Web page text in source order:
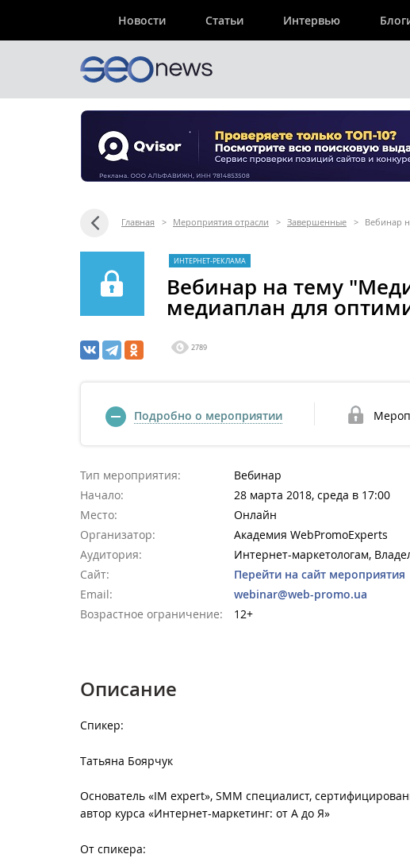
Новости Статьи Интервью
Главная > Мероприятия отрасли > Завершенные > Вебинар
ИНТЕРНЕТ-РЕКЛАМА
Вебинар на тему
медиаплан для
2789
Подробно о мероприятии
Тип мероприятия:
Вебинар
Начало:
28 марта 2018, среда в 17:00
Место:
Онлайн
Организатор:
Академия WebPromoExperts
Аудитория:
Интернет-маркетологам,
Сайт:
Перейти на сайт мероприятия
Email:
webinar@web-promo.ua
Возрастное ограничение:
12+
Описание
Спикер:
Татьяна Боярчук
Основатель «IM expert», SMM специалист,
автор курса «Интернет-маркетинг: от А до Я»
От спикера: